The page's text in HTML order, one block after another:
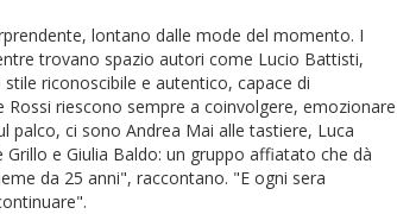
lontano dalle mode del momento. I
trovano spazio autori come Lucio Battisti,
riconoscibile e autentico, capace di
riescono sempre a coinvolgere, emozionare
palco, ci sono Andrea Mai alle tastiere, Luca
e Giulia Baldo: un gruppo affiatato che dà
da 25 anni", raccontano. "E ogni sera